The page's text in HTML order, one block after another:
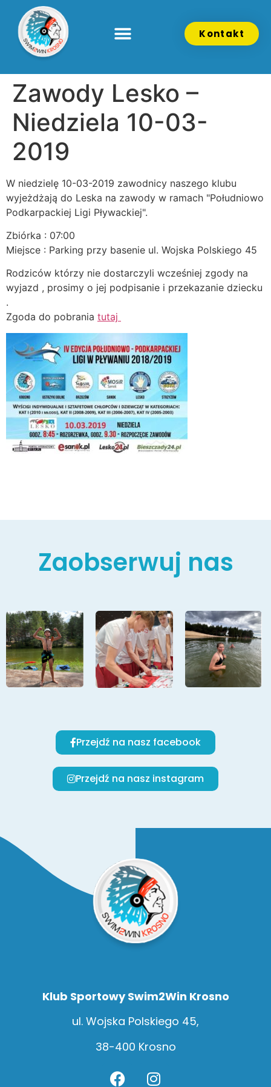
Kontakt
Zawody Lesko –
Niedziela 10-03-
2019
W niedzielę 10-03-2019 zawodnicy naszego klubu
wyjeżdżają do Leska na zawody w ramach "Południowo
Podkarpackiej Ligi Pływackiej".
Zbiórka : 07:00
Miejsce : Parking przy basenie ul. Wojska Polskiego 45
Rodziców którzy nie dostarczyli wcześniej zgody na
wyjazd , prosimy o jej podpisanie i przekazanie dziecku
.
Zgoda do pobrania tutaj
Zaobserwuj nas
Przejdź na nasz facebook
Przejdź na nasz instagram
Klub Sportowy Swim2Win Krosno
ul. Wojska Polskiego 45,
38-400 Krosno